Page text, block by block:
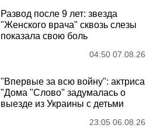
Развод после 9 лет: звезда
"Женского врача" сквозь слезы
показала свою боль
04:50 07.08.26
"Впервые за всю войну": актриса
"Дома "Слово" задумалась о
выезде из Украины с детьми
23:05 06.08.26